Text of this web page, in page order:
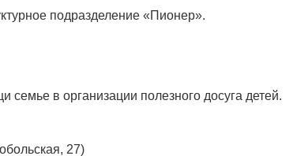
подразделение «Пионер».
семье в организации полезного досуга детей.
27)